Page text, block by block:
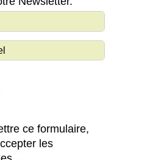
ce formulaire,
les